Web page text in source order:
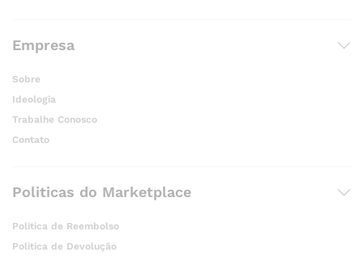
Empresa
Sobre
Ideologia
Trabalhe Conosco
Contato
Politicas do Marketplace
Politica de Reembolso
Politica de Devolução